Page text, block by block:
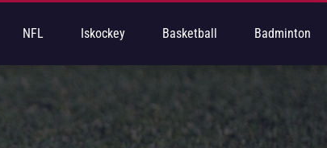
NFL Iskockey Basketball Badminton